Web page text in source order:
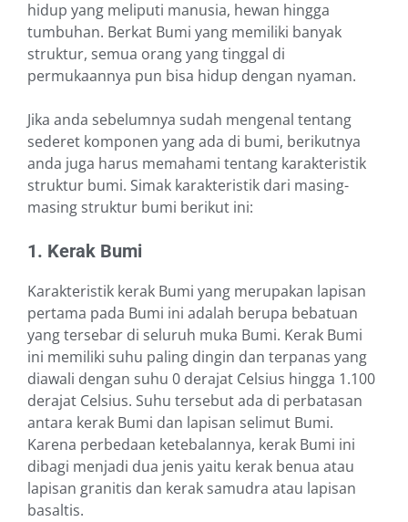
hidup yang meliputi manusia, hewan hingga
tumbuhan. Berkat Bumi yang memiliki banyak
struktur, semua orang yang tinggal di
permukaannya pun bisa hidup dengan nyaman.
Jika anda sebelumnya sudah mengenal tentang
sederet komponen yang ada di bumi, berikutnya
anda juga harus memahami tentang karakteristik
struktur bumi. Simak karakteristik dari masing-
masing struktur bumi berikut ini:
1. Kerak Bumi
Karakteristik kerak Bumi yang merupakan lapisan
pertama pada Bumi ini adalah berupa bebatuan
yang tersebar di seluruh muka Bumi. Kerak Bumi
ini memiliki suhu paling dingin dan terpanas yang
diawali dengan suhu 0 derajat Celsius hingga 1.100
derajat Celsius. Suhu tersebut ada di perbatasan
antara kerak Bumi dan lapisan selimut Bumi.
Karena perbedaan ketebalannya, kerak Bumi ini
dibagi menjadi dua jenis yaitu kerak benua atau
lapisan granitis dan kerak samudra atau lapisan
basaltis.